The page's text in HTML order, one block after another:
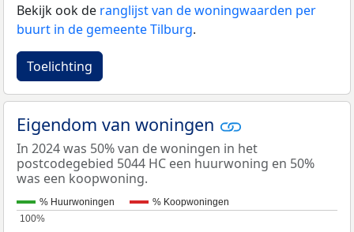
Bekijk ook de ranglijst van de woningwaarden per
buurt in de gemeente Tilburg.
Toelichting
Eigendom van woningen
In 2024 was 50% van de woningen in het
postcodegebied 5044 HC een huurwoning en 50%
was een koopwoning.
% Huurwoningen % Koopwoningen
100%
100%